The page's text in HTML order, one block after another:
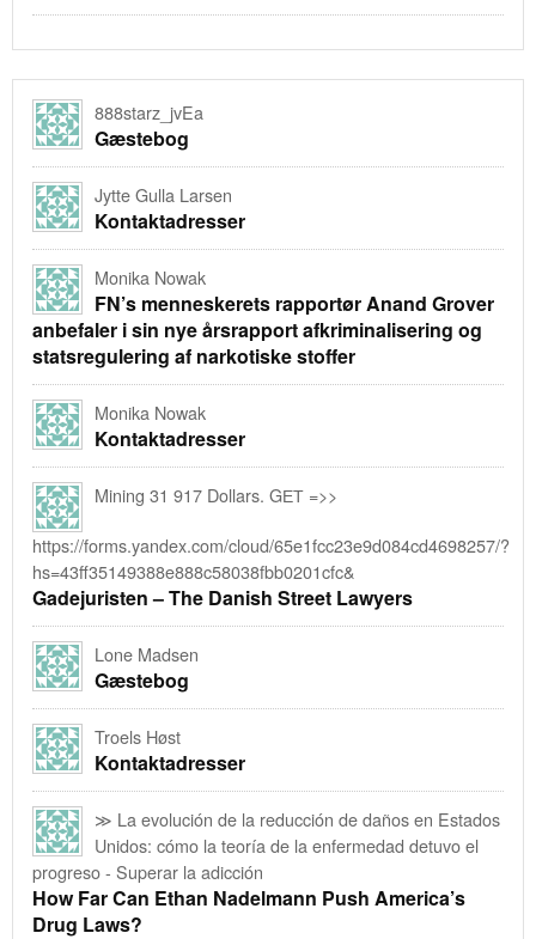
888starz_jvEa
Gæstebog
Jytte Gulla Larsen
Kontaktadresser
Monika Nowak
FN’s menneskerets rapportør Anand Grover
anbefaler i sin nye årsrapport afkriminalisering og
statsregulering af narkotiske stoffer
Monika Nowak
Kontaktadresser
Mining 31 917 Dollars. GЕТ =>>
https://forms.yandex.com/cloud/65e1fcc23e9d084cd4698257/?
hs=43ff35149388e888c58038fbb0201cfc&
Gadejuristen – The Danish Street Lawyers
Lone Madsen
Gæstebog
Troels Høst
Kontaktadresser
≫ La evolución de la reducción de daños en Estados
Unidos: cómo la teoría de la enfermedad detuvo el
progreso - Superar la adicción
How Far Can Ethan Nadelmann Push America’s
Drug Laws?